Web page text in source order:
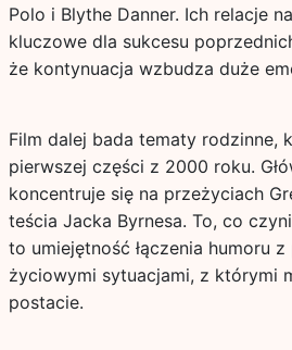
Polo i Blythe Danner. Ich relacje
kluczowe dla sukcesu
że kontynuacja wzbudza duże
Film dalej bada tematy rodzinne,
pierwszej części z 2000 roku.
koncentruje się na przeżyciach
teścia Jacka Byrnesa. To, co
to umiejętność łączenia humoru
życiowymi sytuacjami, z którymi
postacie.